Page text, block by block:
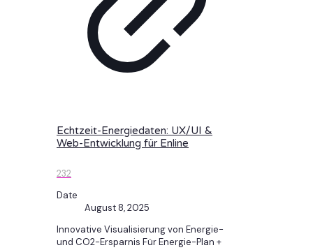
Echtzeit-Energiedaten: UX/UI &
Web-Entwicklung für Enline
232
Date
August 8, 2025
Innovative Visualisierung von Energie-
und CO2-Ersparnis Für Energie-Plan +